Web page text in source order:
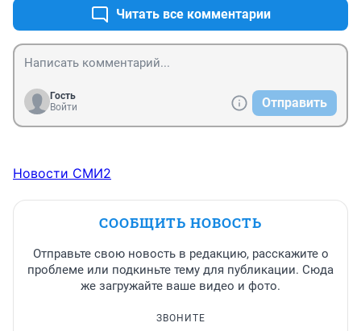
Читать все комментарии
Гость
Войти
Отправить
Новости СМИ2
СООБЩИТЬ НОВОСТЬ
Отправьте свою новость в редакцию, расскажите о
проблеме или подкиньте тему для публикации. Сюда
же загружайте ваше видео и фото.
ЗВОНИТЕ